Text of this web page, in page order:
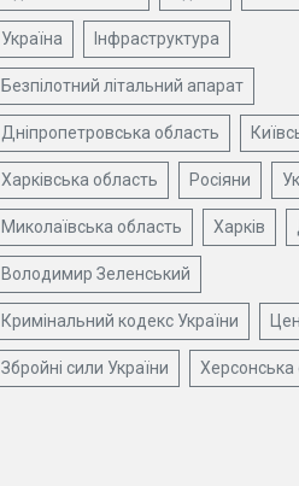
Україна Інфраструктура
Безпілотний літальний апарат
Дніпропетровська область
Харківська область Росіяни
Миколаївська область Харків
Володимир Зеленський
Кримінальний кодекс України
Збройні сили України Херсонська